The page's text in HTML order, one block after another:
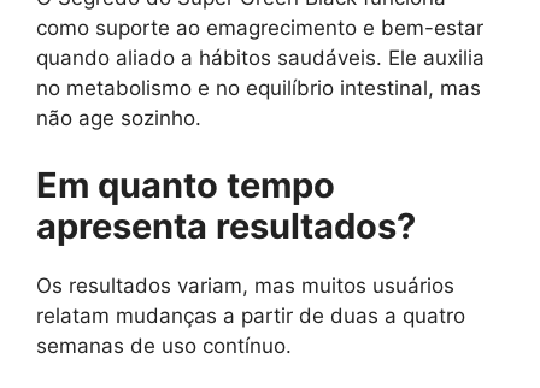
como suporte ao emagrecimento e bem-estar
quando aliado a hábitos saudáveis. Ele auxilia
no metabolismo e no equilíbrio intestinal, mas
não age sozinho.
Em quanto tempo
apresenta resultados?
Os resultados variam, mas muitos usuários
relatam mudanças a partir de duas a quatro
semanas de uso contínuo.